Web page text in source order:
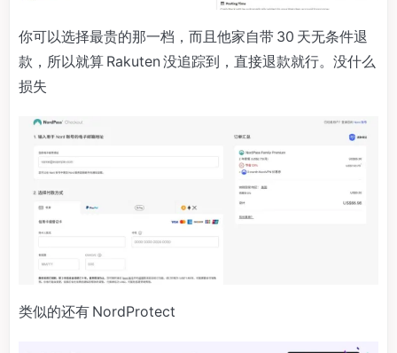
你可以选择最贵的那一档，而且他家自带 30 天无条件退
款，所以就算 Rakuten 没追踪到，直接退款就行。没什么
损失
类似的还有 NordProtect